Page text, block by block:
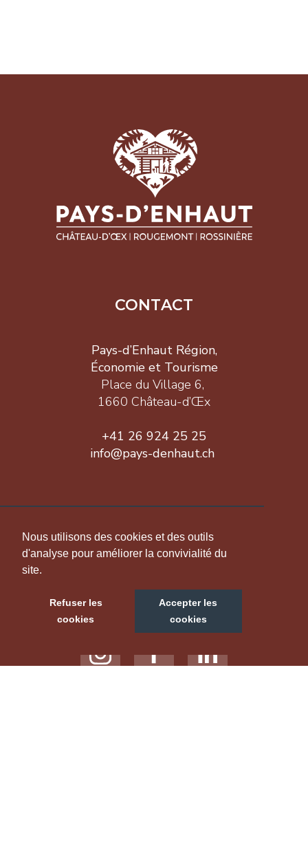
Nous utilisons des cookies et des outils
d'analyse pour améliorer la convivialité du
site.
Refuser les
cookies
Accepter les
cookies
CONTACT
Pays-d’Enhaut Région,
Économie et Tourisme
Place du Village 6,
1660 Château-d’Œx
+41 26 924 25 25
info@pays-denhaut.ch
NOUS SUIVRE